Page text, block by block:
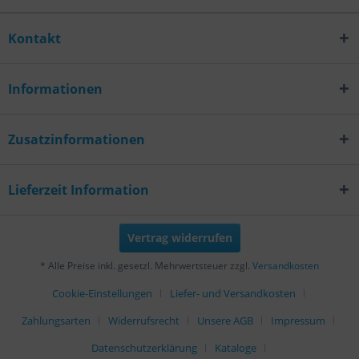
Kontakt
Informationen
Zusatzinformationen
Lieferzeit Information
Vertrag widerrufen
* Alle Preise inkl. gesetzl. Mehrwertsteuer zzgl. Versandkosten
Cookie-Einstellungen
Liefer- und Versandkosten
Zahlungsarten
Widerrufsrecht Unsere AGB
Impressum
Datenschutzerklärung
Kataloge